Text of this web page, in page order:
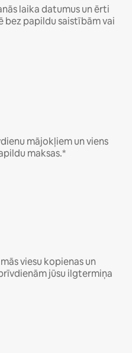
laika datumus un ērti
bez papildu saistībām vai
mājokļiem un viens
maksas.*
viesu kopienas un
jūsu ilgtermiņa